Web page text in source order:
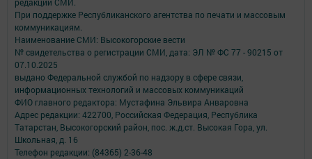
редакций СМИ.
При поддержке Республиканского агентства по печати и массовым
коммуникациям.
Наименование СМИ: Высокогорские вести
№ свидетельства о регистрации СМИ, дата: ЭЛ № ФС 77 - 90215 от
07.10.2025
выдано Федеральной службой по надзору в сфере связи,
информационных технологий и массовых коммуникаций
ФИО главного редактора: Мустафина Эльвира Анваровна
Адрес редакции: 422700, Российская Федерация, Республика
Татарстан, Высокогорский район, пос. ж.д.ст. Высокая Гора, ул.
Школьная, д. 16
Телефон редакции: (84365) 2-36-48